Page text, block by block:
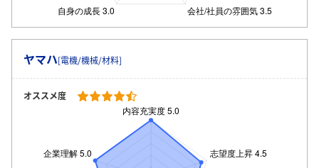
ヤマハ[電機/機械/材料]
オススメ度